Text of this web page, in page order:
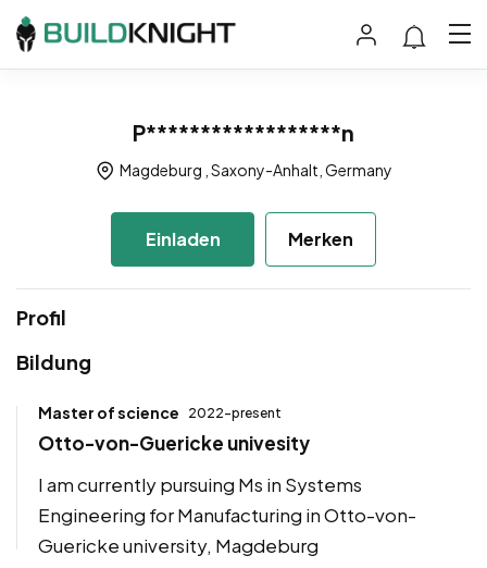
P******************n
Magdeburg , Saxony-Anhalt, Germany
Einladen Merken
Profil
Bildung
Master of science 2022-present
Otto-von-Guericke univesity
I am currently pursuing Ms in Systems
Engineering for Manufacturing in Otto-von-
Guericke university, Magdeburg